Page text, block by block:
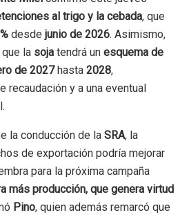
al trigo y la cebada, que
desde junio de 2026. Asimismo,
la soja tendrá un esquema de
de 2027hasta 2028,
recaudación y a una eventual
la conducción de la SRA, la
de exportación podría mejorar
para la próxima campaña
más producción, que genera virtud
Pino, quien además remarcó que